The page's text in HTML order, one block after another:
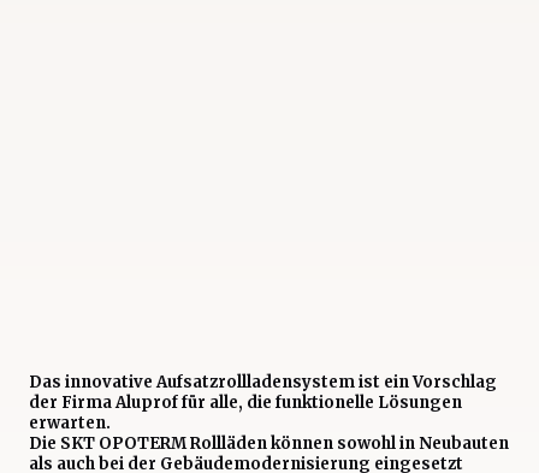
Das innovative Aufsatzrollladensystem ist ein Vorschlag
der Firma Aluprof für alle, die funktionelle Lösungen
erwarten.
Die SKT OPOTERM Rollläden können sowohl in Neubauten
als auch bei der Gebäudemodernisierung eingesetzt